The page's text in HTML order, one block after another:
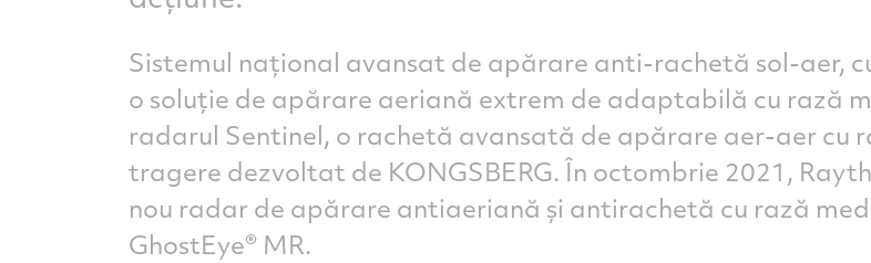
Sistemul național avansat de apărare anti-rachetă sol-aer,
o soluție de apărare aeriană extrem de adaptabilă cu rază
radarul Sentinel, o rachetă avansată de apărare aer-aer cu
tragere dezvoltat de KONGSBERG. În octombrie 2021,
nou radar de apărare antiaeriană și antirachetă cu rază
GhostEye® MR.